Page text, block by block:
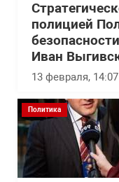
полицией
Иван
13 февраля, 14:07
Политика